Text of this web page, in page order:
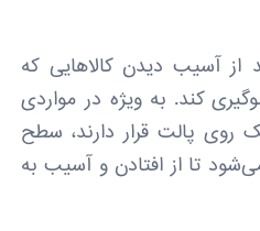
آسیب دیدن کالاهایی که
کند. به ویژه در مواردی
پالت قرار دارند، سطح
تا از افتادن و آسیب به